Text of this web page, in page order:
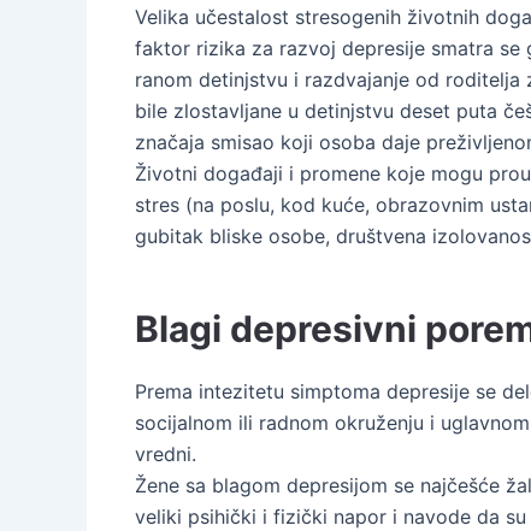
Velika učestalost stresogenih životnih
faktor rizika za razvoj depresije smatra se
ranom detinjstvu i razdvajanje od roditelja
bile zlostavljane u detinjstvu deset puta
značaja smisao koji osoba daje
Životni događaji i promene koje mogu
stres (na poslu, kod kuće, obrazovnim
gubitak bliske osobe, društvena
Blagi depresivni
Prema intezitetu simptoma depresije se
socijalnom ili radnom okruženju i
vredni.
Žene sa blagom depresijom se najčešće
veliki psihički i fizički napor i navode da